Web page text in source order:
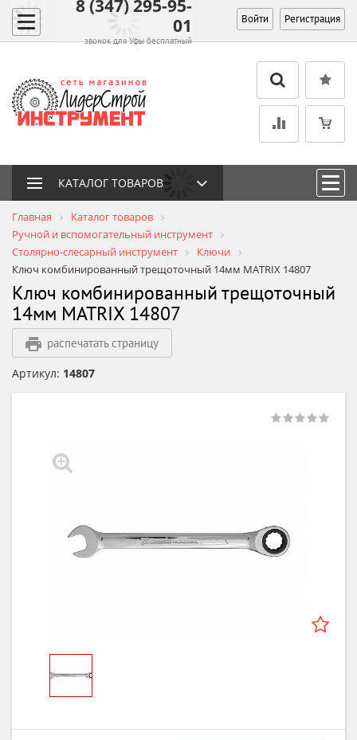
8 (347) 295-95-
01
звонок для Уфы бесплатный
Войти Регистрация
КАТАЛОГ ТОВАРОВ
Главная
Каталог товаров
Ручной и вспомогательный инструмент
Столярно-слесарный инструмент
Ключи
Ключ комбинированный трещоточный 14мм MATRIX 14807
Ключ комбинированный трещоточный
14мм MATRIX 14807
распечатать страницу
Артикул: 14807